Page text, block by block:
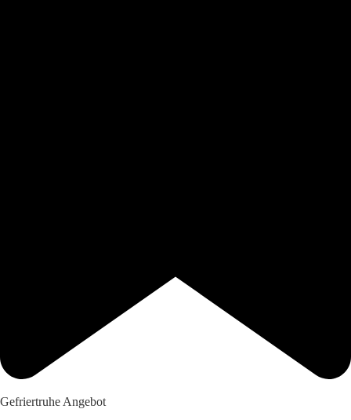
Gefriertruhe Angebot